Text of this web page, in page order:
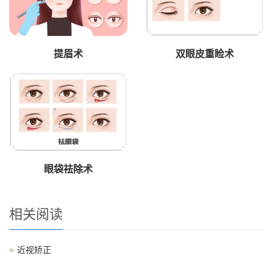
提眉术 双眼皮重睑术
眼袋祛除术
相关阅读
近视矫正